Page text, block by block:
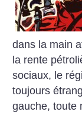
dans la main
la rente
sociaux, le
toujours
gauche, toute